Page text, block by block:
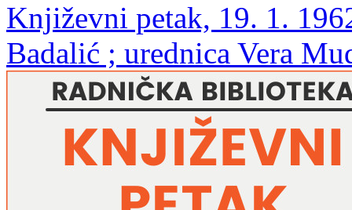
Književni petak, 19. 1.
Badalić ; urednica Vera